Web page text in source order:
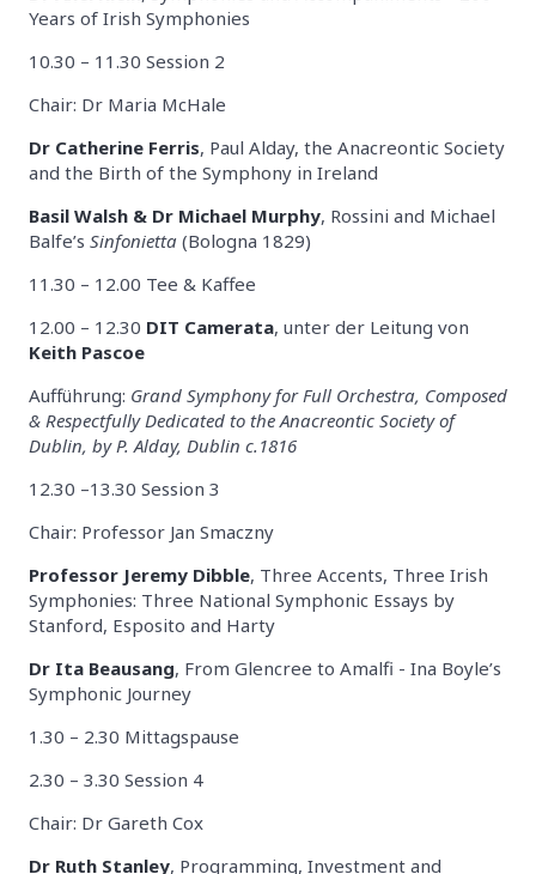
Years of Irish Symphonies
10.30 – 11.30 Session 2
Chair: Dr Maria McHale
Dr Catherine Ferris, Paul Alday, the Anacreontic Society
and the Birth of the Symphony in Ireland
Basil Walsh & Dr Michael Murphy, Rossini and Michael
Balfe’s Sinfonietta (Bologna 1829)
11.30 – 12.00 Tee & Kaffee
12.00 – 12.30 DIT Camerata, unter der Leitung von
Keith Pascoe
Aufführung: Grand Symphony for Full Orchestra, Composed
& Respectfully Dedicated to the Anacreontic Society of
Dublin, by P. Alday, Dublin c.1816
12.30 –13.30 Session 3
Chair: Professor Jan Smaczny
Professor Jeremy Dibble, Three Accents, Three Irish
Symphonies: Three National Symphonic Essays by
Stanford, Esposito and Harty
Dr Ita Beausang, From Glencree to Amalfi - Ina Boyle’s
Symphonic Journey
1.30 – 2.30 Mittagspause
2.30 – 3.30 Session 4
Chair: Dr Gareth Cox
Dr Ruth Stanley, Programming, Investment and